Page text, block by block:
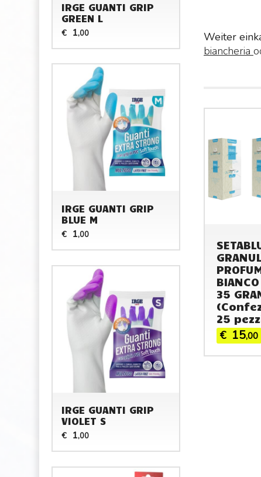
Weiter
biancheria
35
25
€ 15,00
IRGE GUANTI GRIP
GREEN L
€ 1,00
IRGE GUANTI GRIP
BLUE M
€ 1,00
IRGE GUANTI GRIP
VIOLET S
€ 1,00